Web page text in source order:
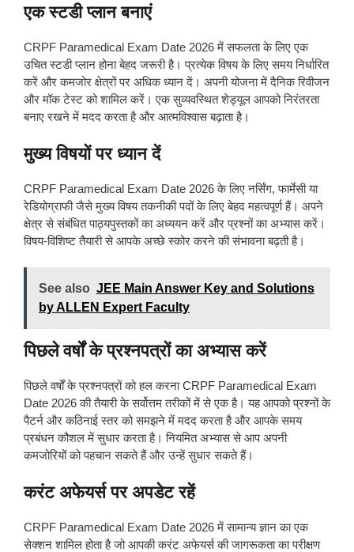
एक स्टडी प्लान बनाएं
CRPF Paramedical Exam Date 2026 में सफलता के लिए एक
उचित स्टडी प्लान होना बेहद जरूरी है। प्रत्येक विषय के लिए समय निर्धारित
करें और कमजोर क्षेत्रों पर अधिक ध्यान दें। अपनी योजना में दैनिक रिवीजन
और मॉक टेस्ट को शामिल करें। एक सुव्यवस्थित शेड्यूल आपको निरंतरता
बनाए रखने में मदद करता है और आत्मविश्वास बढ़ाता है।
मुख्य विषयों पर ध्यान दें
CRPF Paramedical Exam Date 2026 के लिए नर्सिंग, फार्मेसी या
रेडियोग्राफी जैसे मुख्य विषय तकनीकी पदों के लिए बेहद महत्वपूर्ण हैं। अपने
क्षेत्र से संबंधित पाठ्यपुस्तकों का अध्ययन करें और प्रश्नों का अभ्यास करें।
विषय-विशिष्ट तैयारी से आपके अच्छे स्कोर करने की संभावना बढ़ती है।
See also JEE Main Answer Key and Solutions
by ALLEN Expert Faculty
पिछले वर्षों के प्रश्नपत्रों का अभ्यास करें
पिछले वर्षों के प्रश्नपत्रों को हल करना CRPF Paramedical Exam
Date 2026 की तैयारी के सर्वोत्तम तरीकों में से एक है। यह आपको प्रश्नों के
पैटर्न और कठिनाई स्तर को समझने में मदद करता है और आपके समय
प्रबंधन कौशल में सुधार करता है। नियमित अभ्यास से आप अपनी
कमजोरियों को पहचान सकते हैं और उन्हें सुधार सकते हैं।
करंट अफेयर्स पर अपडेट रहें
CRPF Paramedical Exam Date 2026 में सामान्य ज्ञान का एक
सेक्शन शामिल होता है जो आपकी करंट अफेयर्स की जागरूकता का परीक्षण